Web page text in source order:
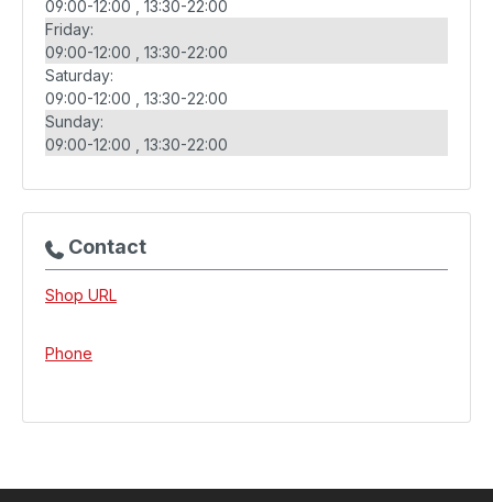
09:00-12:00
13:30-22:00
Friday:
09:00-12:00
13:30-22:00
Saturday:
09:00-12:00
13:30-22:00
Sunday:
09:00-12:00
13:30-22:00
Contact
Shop URL
Phone